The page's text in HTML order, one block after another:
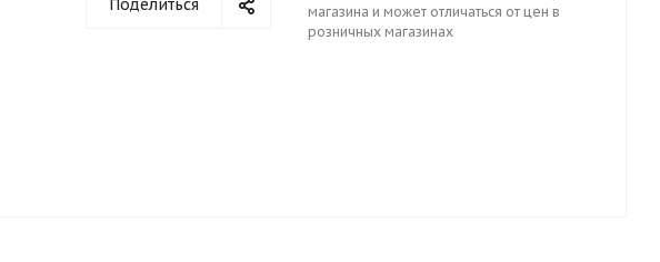
Поделиться
магазина и может отличаться от цен в
розничных магазинах